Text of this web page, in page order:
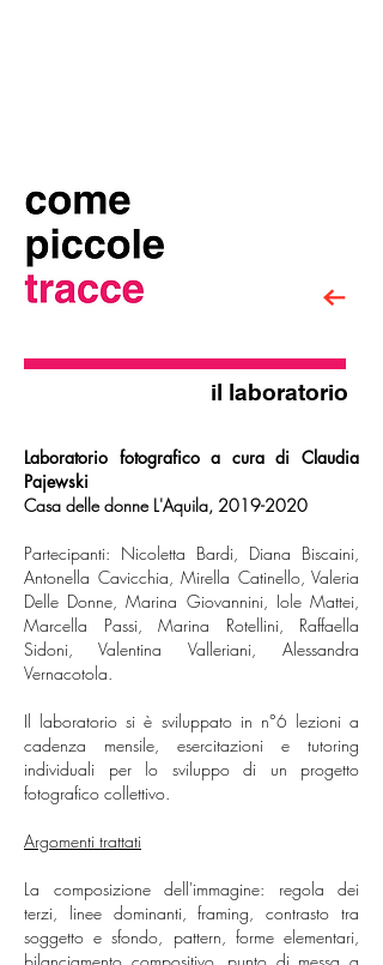
il laboratorio
Laboratorio fotograficoa cura di Claudia
Pajewski
Casa delle donne L'Aquila, 2019-2020
Partecipanti: Nicoletta Bardi, Diana Biscaini,
Antonella Cavicchia, Mirella Catinello, Valeria
Delle Donne, Marina Giovannini, Iole Mattei,
Marcella Passi, Marina Rotellini, Raffaella
Sidoni, Valentina Valleriani, Alessandra
Vernacotola.
Il laboratorio si è sviluppato in n°6 lezioni a
cadenza mensile, esercitazioni e tutoring
individuali per lo sviluppo di un progetto
fotografico collettivo.
Argomenti trattati
La composizione dell'immagine: regola dei
terzi, linee dominanti, framing, contrasto tra
soggetto e sfondo, pattern, forme elementari,